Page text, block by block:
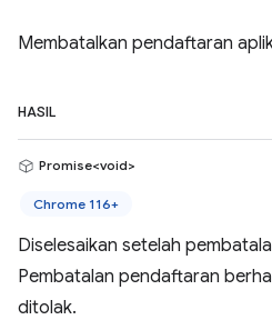
Membatalkan pendaftaran
HASIL
Promise<void>
Chrome 116+
Diselesaikan setelah
Pembatalan pendaftaran
ditolak.